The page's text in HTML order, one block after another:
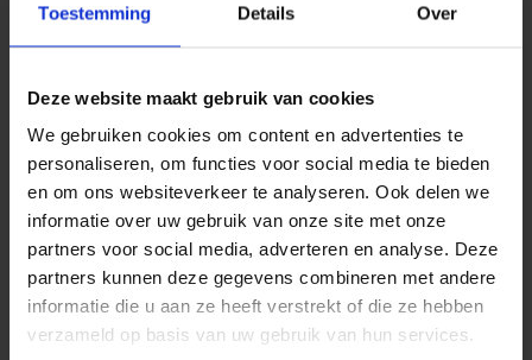
Toestemming Details Over
Deze website maakt gebruik van cookies
We gebruiken cookies om content en advertenties te
personaliseren, om functies voor social media te bieden
en om ons websiteverkeer te analyseren. Ook delen we
informatie over uw gebruik van onze site met onze
partners voor social media, adverteren en analyse. Deze
partners kunnen deze gegevens combineren met andere
informatie die u aan ze heeft verstrekt of die ze hebben
verzameld op basis van uw gebruik van hun services.
de positie. Een paneel van ongeveer 300 watt
meter. Grotere modellen met een vermogen
tussen de 600 en 1200 watt kunnen warmte
uitstralen tot 6 meter. Het is wel belangrijk om
rekening te houden met het feit dat de intensiteit
afneemt naarmate de afstand groter wordt. Voor
optimaal comfort wordt meestal een afstand van
2 tot 3 meter aanbevolen. Dit is het gebied waarin
de warmte het krachtigst wordt ervaren.